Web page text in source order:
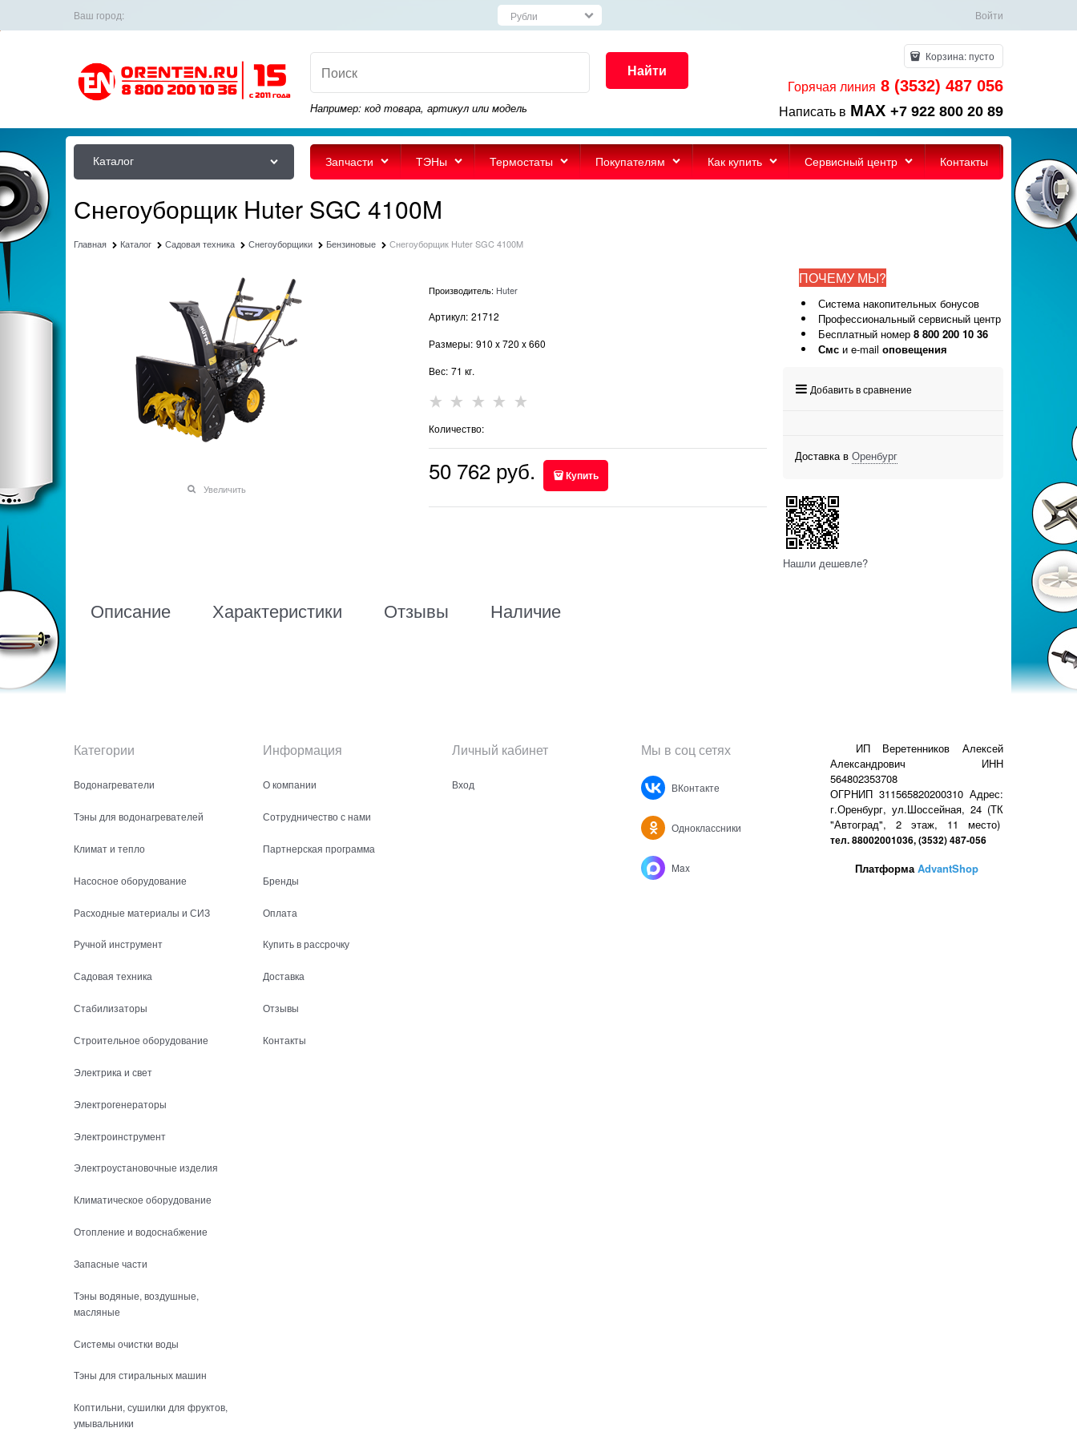
Ваш город: Войти
Найти
Например: код товара, артикул или модель
Корзина:пусто
Горячая линия 8 (3532) 487 056
Написать в MAX +7 922 800 20 89
Каталог Запчасти ТЭНы Термостаты Покупателям Как купить Сервисный центр Контакты
Снегоуборщик Huter SGC 4100M
Главная Каталог Садовая техника Снегоуборщики Бензиновые Снегоуборщик Huter SGC 4100M
Увеличить
Производитель: Huter
Артикул: 21712
Размеры: 910 x720 x660
Вес: 71 кг.
Количество:
50 762 руб. Купить
Описание Характеристики Отзывы Наличие
ПОЧЕМУ МЫ?
Система накопительных бонусов
Профессиональный сервисный центр
Бесплатный номер 8 800 200 10 36
Смс и e-mail оповещения
Добавить в сравнение
Доставка в Оренбург
Нашли дешевле?
Категории
Водонагреватели
Тэны для водонагревателей
Климат и тепло
Насосное оборудование
Расходные материалы и СИЗ
Ручной инструмент
Садовая техника
Стабилизаторы
Строительное оборудование
Электрика и свет
Электрогенераторы
Электроинструмент
Электроустановочные изделия
Климатическое оборудование
Отопление и водоснабжение
Запасные части
Тэны водяные, воздушные,
масляные
Системы очистки воды
Тэны для стиральных машин
Коптильни, сушилки для фруктов,
умывальники
Информация
О компании
Сотрудничество с нами
Партнерская программа
Бренды
Оплата
Купить в рассрочку
Доставка
Отзывы
Контакты
Личный кабинет
Вход
Мы в соц сетях
ВКонтакте
Одноклассники
Max
ИП Веретенников Алексей
Александрович ИНН
564802353708
ОГРНИП 311565820200310 Адрес:
г.Оренбург, ул.Шоссейная, 24 (ТК
"Автоград", 2 этаж, 11 место)
тел. 88002001036, (3532) 487-056
ПлатформаAdvantShop